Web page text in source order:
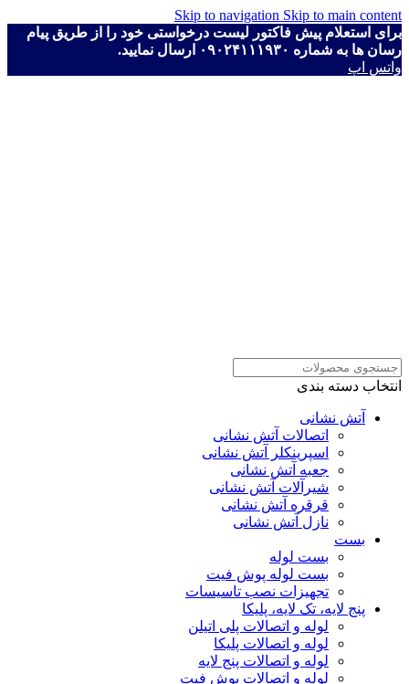
Skip to navigation Skip to main content
برای استعلام پیش فاکتور لیست درخواستی خود را از طریق پیام
رسان ها به شماره ۰۹۰۲۴۱۱۱۹۳۰ ارسال نمایید.
واتس اپ
انتخاب دسته بندی
آتش نشانی
اتصالات آتش نشانی
اسپرینکلر آتش نشانی
جعبه آتش نشانی
شیرآلات آتش نشانی
قرقره آتش نشانی
نازل آتش نشانی
بست
بست لوله
بست لوله پوش فیت
تجهیزات نصب تاسیسات
پنج لایه، تک لایه، پلیکا
لوله و اتصالات پلی اتیلن
لوله و اتصالات پلیکا
لوله و اتصالات پنج لایه
لوله و اتصالات پوش فیت